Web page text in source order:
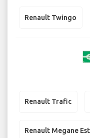
Renault Twingo
Renault Trafic
Renault Megane